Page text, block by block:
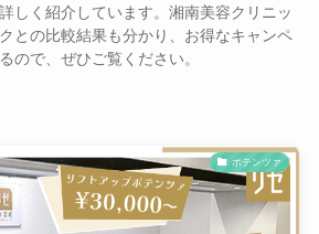
しく紹介しています。湘南美容クリニッ
との比較結果も分かり、お得なキャンペ
ので、ぜひご覧ください。
ポテンツァ